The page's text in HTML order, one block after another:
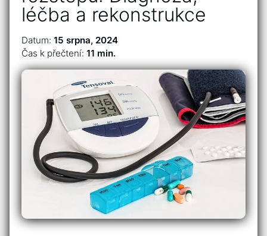
léčba a rekonstrukce
Datum: 15 srpna, 2024
Čas k přečtení: 11 min.